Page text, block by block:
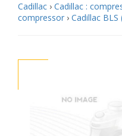
Cadillac › Cadillac :
compressor › Cadillac